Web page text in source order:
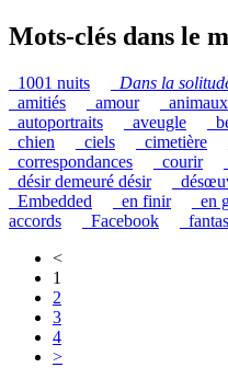
Mots-clés dans le
_1001 nuits Dans la
_amitiés
_amour _animaux
_autoportraits
_aveugle
_chien
_ciels _cimetière
_correspondances
_courir
_désir demeuré désir
_Embedded
_en finir _en
accords
_Facebook
<
1
2
3
4
>